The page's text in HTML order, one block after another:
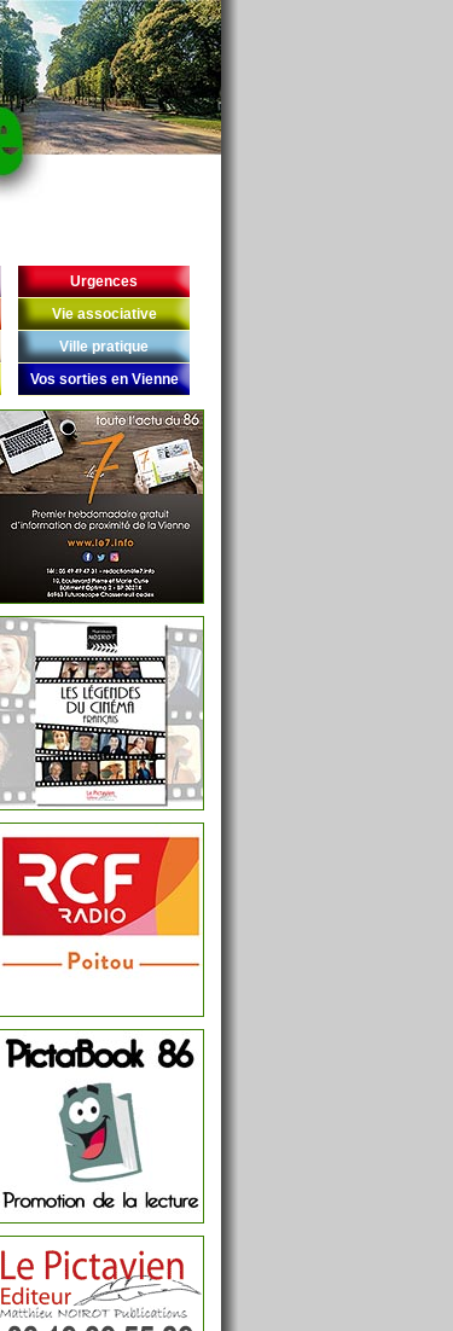
Urgences
Vie associative
Ville pratique
Vos sorties en Vienne